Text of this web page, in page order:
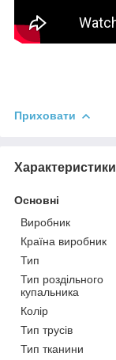
Приховати
Характеристики
Основні
Виробник
Країна виробник
Тип
Тип роздільного
купальника
Колір
Тип трусів
Тип тканини